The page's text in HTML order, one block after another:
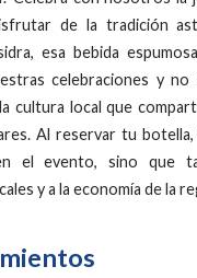
de la tradición
esa bebida
celebraciones y no
cultura local que
Al reservar tu
el evento, sino que
y a la economía de la